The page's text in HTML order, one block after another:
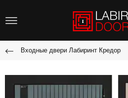
Входные двери Лабиринт Кредор